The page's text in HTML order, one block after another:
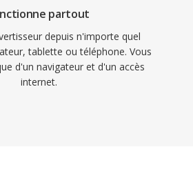
partout
depuis n'importe quel
tablette ou téléphone. Vous
d'un navigateur et d'un accès
internet.